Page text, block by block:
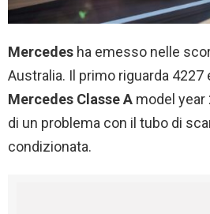
Mercedes ha emesso nelle
Australia. Il primo riguarda 4227
Mercedes Classe A model year
di un problema con il tubo di
condizionata.